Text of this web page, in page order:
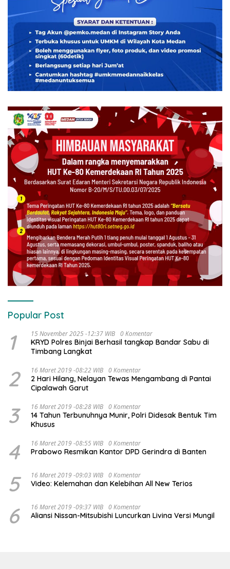
Popular Post
1 15 November 2025 -12:37 WIB 0 Komentar
KRYD Polres Binjai Berhasil tangkap Bandar Sabu di
Timbang Langkat
2 16 Maret 2019 -08:22 WIB 0 Komentar
2 Hari Hilang, Nelayan Tewas Mengambang di Pantai
Cipalawah Garut
3 16 Maret 2019 -08:28 WIB 0 Komentar
14 Tahun Terbunuhnya Munir, Polri Didesak Bentuk Tim
Khusus
4 16 Maret 2019 -08:55 WIB 0 Komentar
Prabowo Resmikan Kantor DPD Gerindra di Banten
5 16 Maret 2019 -09:03 WIB 0 Komentar
Video: Kelemahan dan Kelebihan All New Terios
6 16 Maret 2019 -09:37 WIB 0 Komentar
Aliansi Nissan-Mitsubishi Luncurkan Livina Versi Mungil